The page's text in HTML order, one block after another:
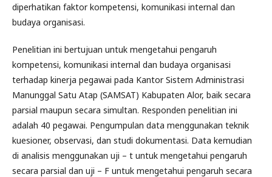
diperhatikan faktor kompetensi, komunikasi internal dan
budaya organisasi.
Penelitian ini bertujuan untuk mengetahui pengaruh
kompetensi, komunikasi internal dan budaya organisasi
terhadap kinerja pegawai pada Kantor Sistem Administrasi
Manunggal Satu Atap (SAMSAT) Kabupaten Alor, baik secara
parsial maupun secara simultan. Responden penelitian ini
adalah 40 pegawai. Pengumpulan data menggunakan teknik
kuesioner, observasi, dan studi dokumentasi. Data kemudian
di analisis menggunakan uji – t untuk mengetahui pengaruh
secara parsial dan uji – F untuk mengetahui pengaruh secara